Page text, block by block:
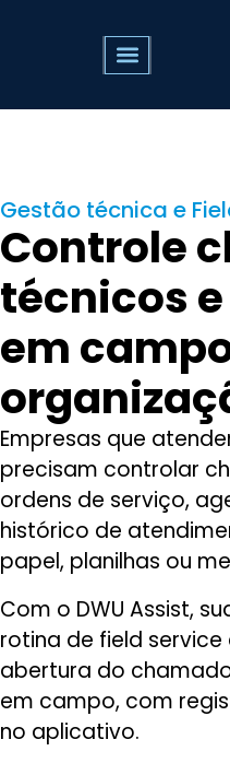
Gestão técnica e
Controle
técnicos
em
Empresas que
precisam controlar
ordens de serviço,
histórico de
papel, planilhas ou
Com o DWU Assist,
rotina de field
abertura do
em campo, com
no aplicativo.